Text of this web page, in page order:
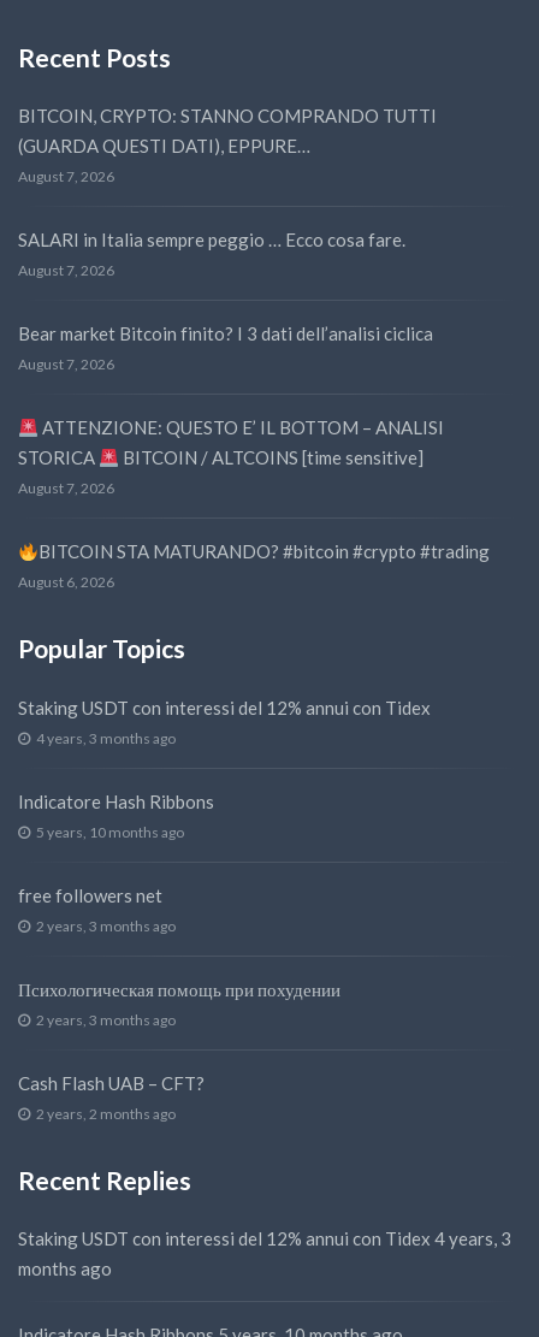
Recent Posts
BITCOIN, CRYPTO: STANNO COMPRANDO TUTTI
(GUARDA QUESTI DATI), EPPURE…
August 7, 2026
SALARI in Italia sempre peggio … Ecco cosa fare.
August 7, 2026
Bear market Bitcoin finito? I 3 dati dell’analisi ciclica
August 7, 2026
ATTENZIONE: QUESTO E’ IL BOTTOM – ANALISI
STORICA
BITCOIN / ALTCOINS [time sensitive]
August 7, 2026
BITCOIN STA MATURANDO? #bitcoin #crypto #trading
August 6, 2026
Popular Topics
Staking USDT con interessi del 12% annui con Tidex
4 years, 3 months ago
Indicatore Hash Ribbons
5 years, 10 months ago
free followers net
2 years, 3 months ago
Психологическая помощь при похудении
2 years, 3 months ago
Cash Flash UAB – CFT?
2 years, 2 months ago
Recent Replies
Staking USDT con interessi del 12% annui con Tidex 4 years, 3
months ago